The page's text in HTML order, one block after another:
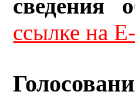
сведения
ссылке на